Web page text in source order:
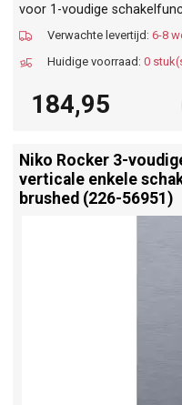
voor 1-voudige
Verwachte levertijd: 6-8
Huidige voorraad: 0
184,95
Niko Rocker 3-
verticale enkele
brushed (226-56951)